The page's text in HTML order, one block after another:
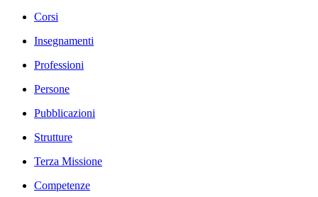
Corsi
Insegnamenti
Professioni
Persone
Pubblicazioni
Strutture
Terza Missione
Competenze